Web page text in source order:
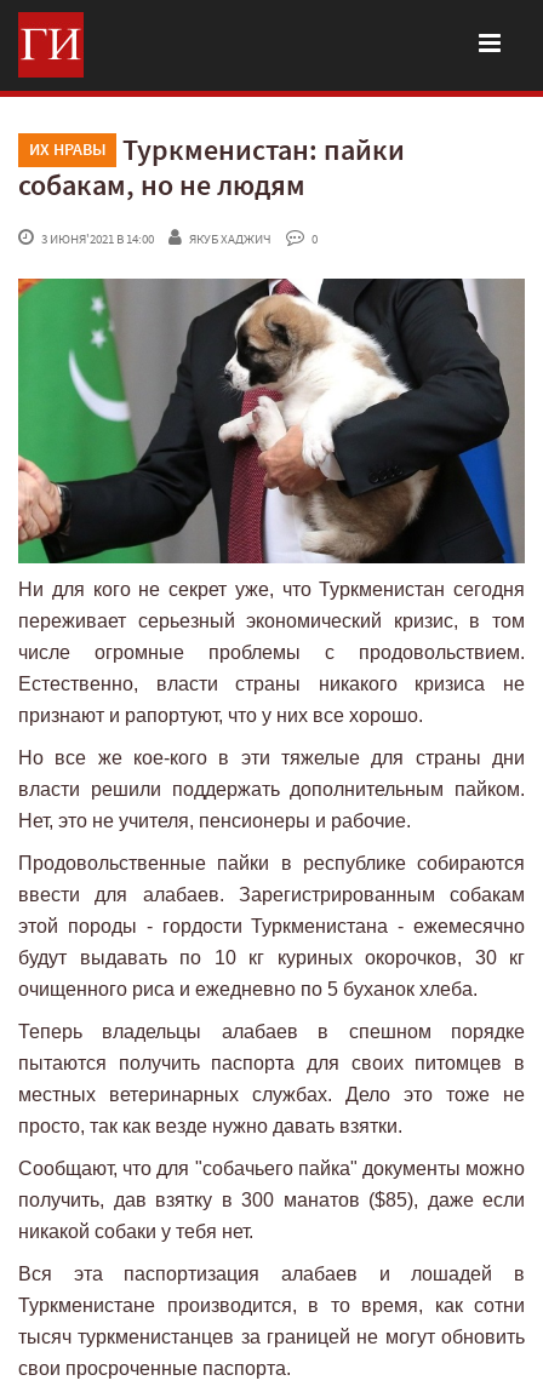
ИХ НРАВЫ
Туркменистан: пайки
собакам, но не людям
3 ИЮНЯ'2021 В 14:00 ЯКУБ ХАДЖИЧ 0
Ни для кого не секрет уже, что Туркменистан сегодня
переживает серьезный экономический кризис, в том
числе огромные проблемы с продовольствием.
Естественно, власти страны никакого кризиса не
признают и рапортуют, что у них все хорошо.
Но все же кое-кого в эти тяжелые для страны дни
власти решили поддержать дополнительным пайком.
Нет, это не учителя, пенсионеры и рабочие.
Продовольственные пайки в республике собираются
ввести для алабаев. Зарегистрированным собакам
этой породы - гордости Туркменистана - ежемесячно
будут выдавать по 10 кг куриных окорочков, 30 кг
очищенного риса и ежедневно по 5 буханок хлеба.
Теперь владельцы алабаев в спешном порядке
пытаются получить паспорта для своих питомцев в
местных ветеринарных службах. Дело это тоже не
просто, так как везде нужно давать взятки.
Сообщают, что для "собачьего пайка" документы можно
получить, дав взятку в 300 манатов ($85), даже если
никакой собаки у тебя нет.
Вся эта паспортизация алабаев и лошадей в
Туркменистане производится, в то время, как сотни
тысяч туркменистанцев за границей не могут обновить
свои просроченные паспорта.